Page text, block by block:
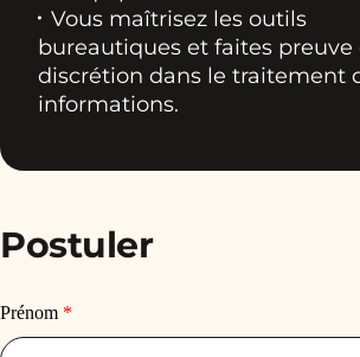
Vous maîtrisez les outils
bureautiques et faites preuve
discrétion dans le traitement
informations.
Postuler